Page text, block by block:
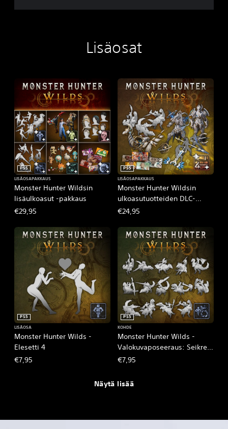
Lisäosat
Monster Hunter Wildsin
lisäulkoasut ‑pakkaus
PS5
LISÄOSAPAKKAUS
€29,95
Monster Hunter Wildsin
ulkoasutuotteiden DLC-
pakkaus 4
PS5
LISÄOSAPAKKAUS
€24,95
Monster Hunter Wilds -
Elesetti 4
PS5
LISÄOSA
€7,95
Monster Hunter Wilds -
Valokuvaposeeraus: Seikret
Battle-Ready Pose
PS5
KOHDE
€7,95
Näytä lisää